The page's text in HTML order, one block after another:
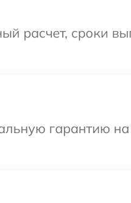
расчет, сроки
гарантию